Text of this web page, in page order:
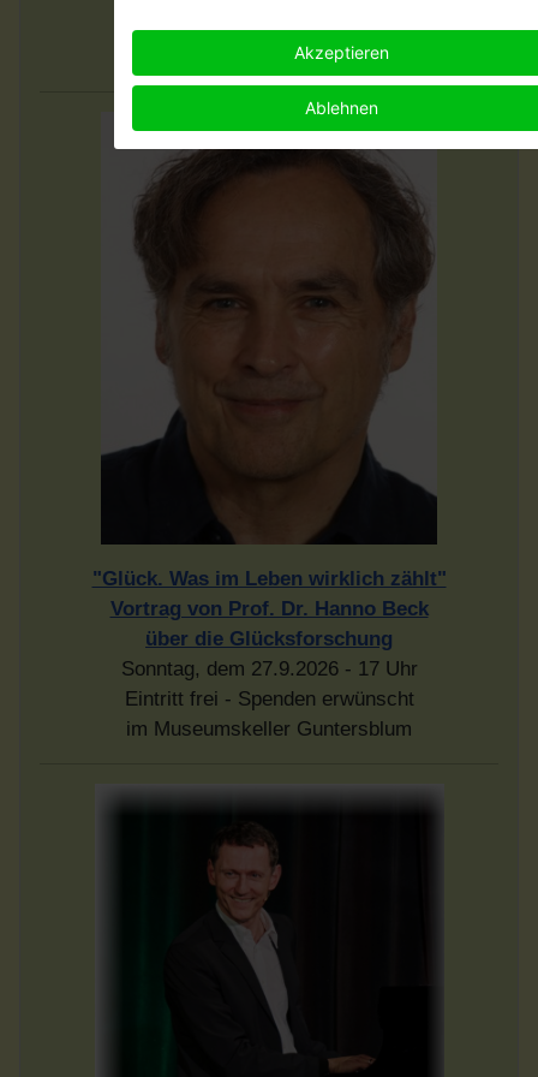
Eintritt frei - Spenden erwünscht
im Museumskeller Guntersblum
"Glück. Was im Leben wirklich zählt"
Vortrag von Prof. Dr. Hanno Beck
über die Glücksforschung
Sonntag, dem 27.9.2026 - 17 Uhr
Eintritt frei - Spenden erwünscht
im Museumskeller Guntersblum
Akzeptieren
Ablehnen